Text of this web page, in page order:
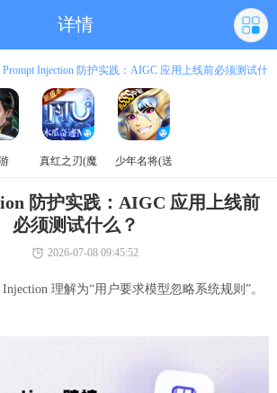
详情
Prompt Injection 防护实践：AIGC 应用上线前必须测试什
真红之刃(魔
少年名将(送
防护实践：AIGC 应用上线前
必须测试什么？
2026-07-08 09:45:52
理解为“用户要求模型忽略系统规则”。